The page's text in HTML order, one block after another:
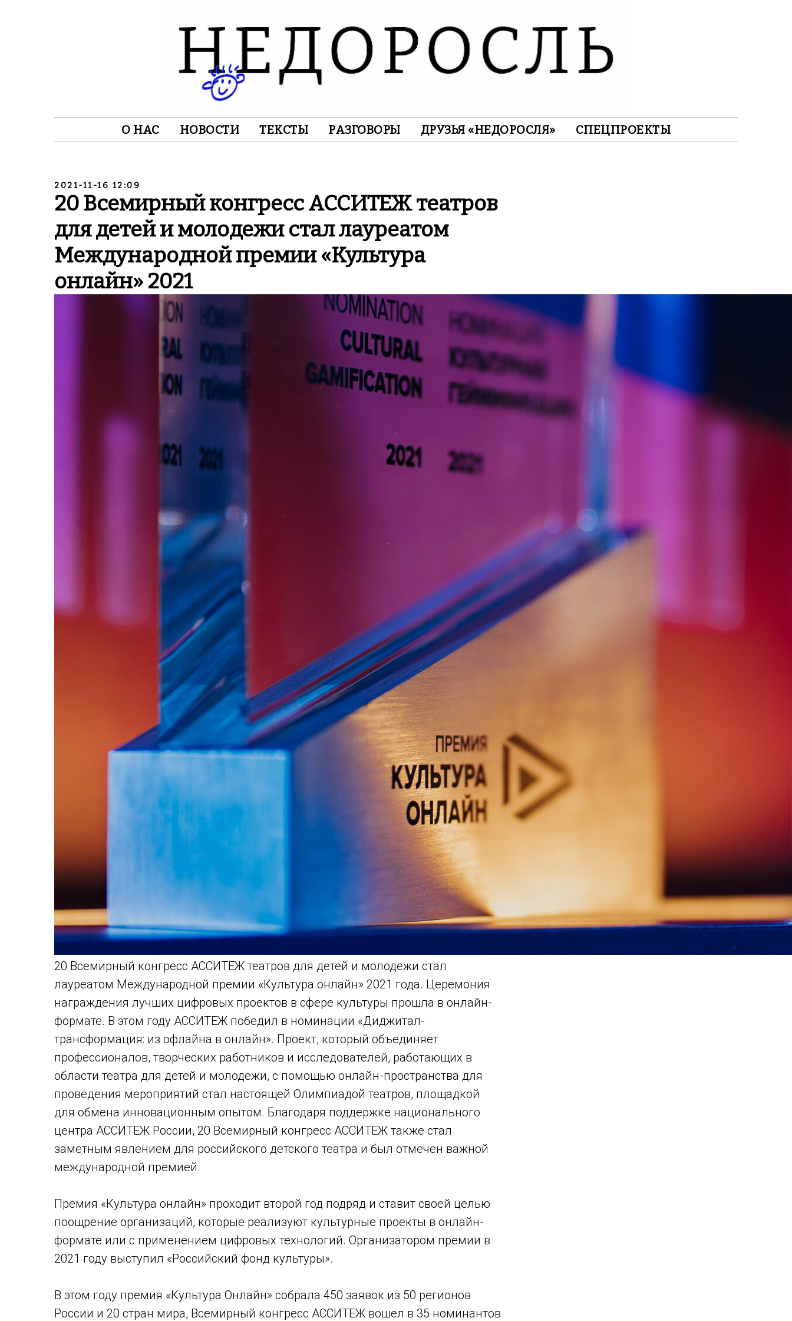
О НАС НОВОСТИ ТЕКСТЫ РАЗГОВОРЫ ДРУЗЬЯ «НЕДОРОСЛЯ» СПЕЦПРОЕКТЫ
2021-11-16 12:09
20 Всемирный конгресс АССИТЕЖ театров
для детей и молодежи стал лауреатом
Международной премии «Культура
онлайн» 2021
20 Всемирный конгресс АССИТЕЖ театров для детей и молодежи стал
лауреатом Международной премии «Культура онлайн» 2021 года. Церемония
награждения лучших цифровых проектов в сфере культуры прошла в онлайн-
формате. В этом году АССИТЕЖ победил в номинации «Диджитал-
трансформация: из офлайна в онлайн». Проект, который объединяет
профессионалов, творческих работников и исследователей, работающих в
области театра для детей и молодежи, с помощью онлайн-пространства для
проведения мероприятий стал настоящей Олимпиадой театров, площадкой
для обмена инновационным опытом. Благодаря поддержке национального
центра АССИТЕЖ России, 20 Всемирный конгресс АССИТЕЖ также стал
заметным явлением для российского детского театра и был отмечен важной
международной премией.
Премия «Культура онлайн» проходит второй год подряд и ставит своей целью
поощрение организаций, которые реализуют культурные проекты в онлайн-
формате или с применением цифровых технологий. Организатором премии в
2021 году выступил «Российский фонд культуры».
В этом году премия «Культура Онлайн» собрала 450 заявок из 50 регионов
России и 20 стран мира, Всемирный конгресс АССИТЕЖ вошел в 35 номинантов